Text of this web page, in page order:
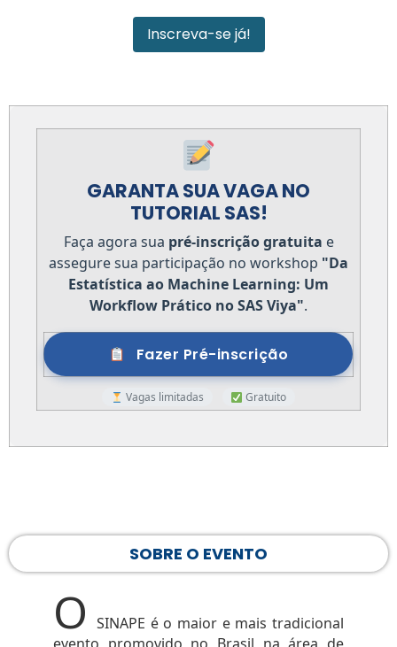
Inscreva-se já!
GARANTA SUA VAGA NO
TUTORIAL SAS!
Faça agora sua pré-inscrição gratuita e
assegure sua participação no workshop "Da
Estatística ao Machine Learning: Um
Workflow Prático no SAS Viya".
Fazer Pré-inscrição
Vagas limitadas Gratuito
SOBRE O EVENTO
O SINAPE é o maior e mais tradicional